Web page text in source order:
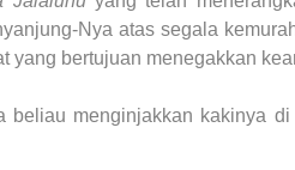
Nya atas segala
yang bertujuan menegakkan
menginjakkan kakinya di